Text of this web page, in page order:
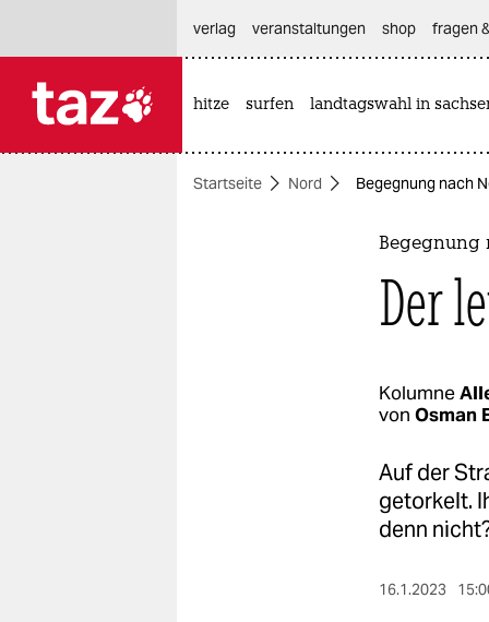
themen
verlag
veranstaltungen shop fragen
hitze surfen landtagswahl in
Startseite Nord Begegnung nach
Begegnung
Der
Kolumne
von Osman
Auf der
getorkelt.
denn
16.1.2023